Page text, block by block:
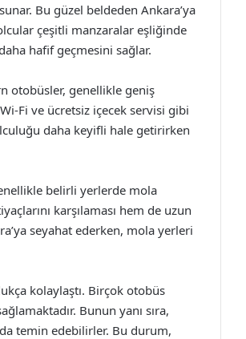
Bu güzel beldeden Ankara’ya
çeşitli manzaralar eşliğinde
hafif geçmesini sağlar.
otobüsler, genellikle geniş
Fi ve ücretsiz içecek servisi gibi
daha keyifli hale getirirken
belirli yerlerde mola
karşılaması hem de uzun
seyahat ederken, mola yerleri
kolaylaştı. Birçok otobüs
Bunun yanı sıra,
temin edebilirler. Bu durum,